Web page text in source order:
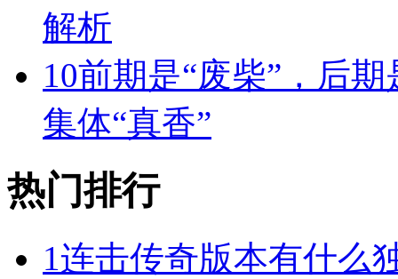
解析
10前期是“废柴”，后
集体“真香”
热门排行
1连击传奇版本有什么